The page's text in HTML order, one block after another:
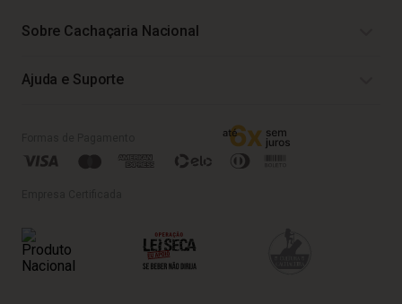
Sobre Cachaçaria Nacional
Ajuda e Suporte